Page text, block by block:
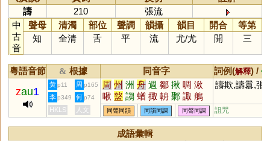
譸
210
張流
中
古
音
聲母 清濁 部位 聲調 韻攝 韻目 開合
等第
知
全清 舌 平 流 尤/尤 開 三
粵語音節 & 根據 同音字 詞例(解釋) /
zau1
黃 p11 周 p165 周 州 洲 舟 週 鄒 揪 啁 湫
啾 盩 謅 蝤 掫 輈 鄹 諏 鵃
齱 棷 棸 揫 緅 賙 輖 鯫 黀
騶 菆 齺 淍 徟 婤 珘 騆 揂
銂 郰 喌 洀 陬 侜
譸欺,譸囂,張
李 p349 何 p74
HKLS 人文 同聲同韻 同韻同調 同聲同調 詛咒
成語彙輯